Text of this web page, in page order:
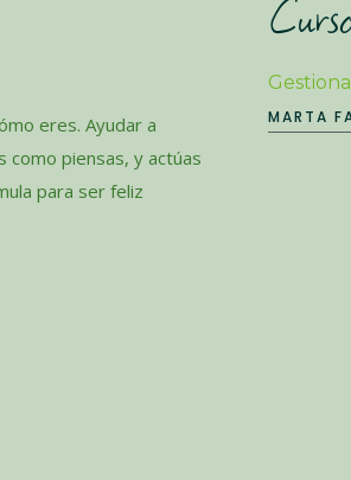
eres. Ayudar a
piensas, y actúas
para ser feliz
MARTA